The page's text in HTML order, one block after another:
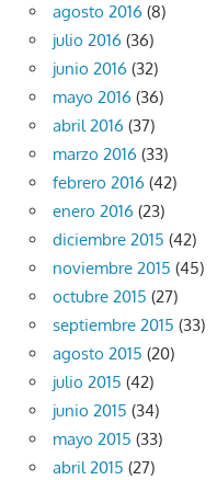
agosto 2016 (8)
julio 2016 (36)
junio 2016 (32)
mayo 2016 (36)
abril 2016 (37)
marzo 2016 (33)
febrero 2016 (42)
enero 2016 (23)
diciembre 2015 (42)
noviembre 2015 (45)
octubre 2015 (27)
septiembre 2015 (33)
agosto 2015 (20)
julio 2015 (42)
junio 2015 (34)
mayo 2015 (33)
abril 2015 (27)